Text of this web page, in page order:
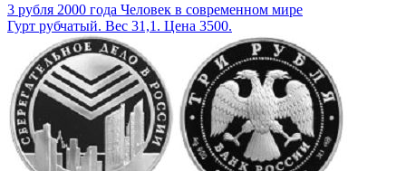
3 рубля 2000 года Человек в современном мире
Гурт рубчатый. Вес 31,1. Цена 3500.